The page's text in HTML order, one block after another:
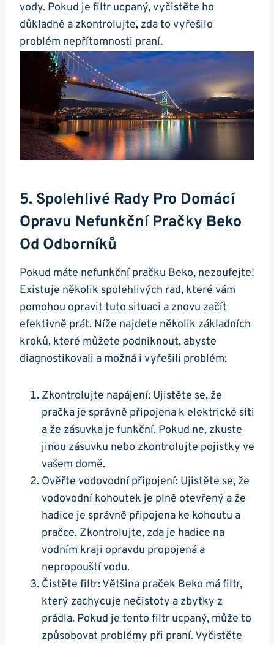
vody. Pokud je filtr ucpaný, vyčistěte ho
důkladně a zkontrolujte,‌ zda to vyřešilo
problém nepřítomnosti praní.
5. Spolehlivé Rady Pro Domácí
Opravu⁢ Nefunkční ⁢pračky Beko
Od Odborníků
Pokud máte nefunkční pračku Beko,⁣ nezoufejte!
Existuje několik⁣ spolehlivých ⁤rad, které vám
pomohou opravit tuto situaci a znovu začít
efektivně prát. Níže⁢ najdete několik⁣ základních
kroků, které můžete podniknout,‍ abyste
diagnostikovali a možná i vyřešili problém:
Zkontrolujte napájení: Ujistěte se, že
pračka je správně připojena k elektrické síti
a že⁣ zásuvka je funkční. Pokud ne,⁢ zkuste
jinou zásuvku nebo zkontrolujte pojistky ve
vašem domě.
Ověřte vodovodní připojení: Ujistěte se, že
vodovodní kohoutek je plně otevřený ‍a⁢ že
hadice je správně připojena ke kohoutu​ a
pračce. ​Zkontrolujte, zda je hadice ⁢na
vodním kraji opravdu propojená a
nepropouští⁢ vodu.
Čistěte filtr: Většina‌ praček Beko má filtr,
který zachycuje nečistoty ⁢a zbytky z
prádla. Pokud je tento filtr ucpaný,⁤ může to
způsobovat problémy‌ při praní. Vyčistěte⁢